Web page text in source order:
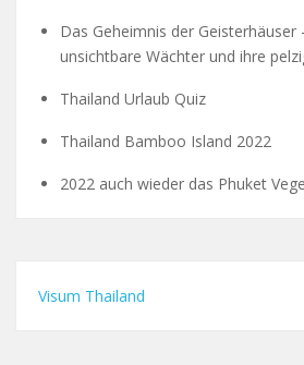
Das Geheimnis der Geisterhäuser
unsichtbare Wächter und ihre
Thailand Urlaub Quiz
Thailand Bamboo Island 2022
2022 auch wieder das Phuket
Visum Thailand